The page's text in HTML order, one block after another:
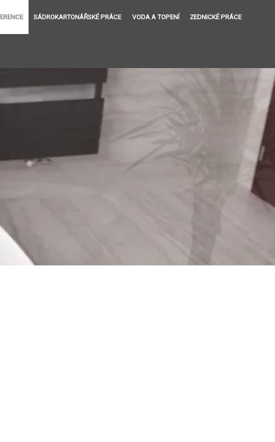
SÁDROKARTONÁŘSKÉ PRÁCE VODA A TOPENÍ ZEDNICKÉ PRÁCE